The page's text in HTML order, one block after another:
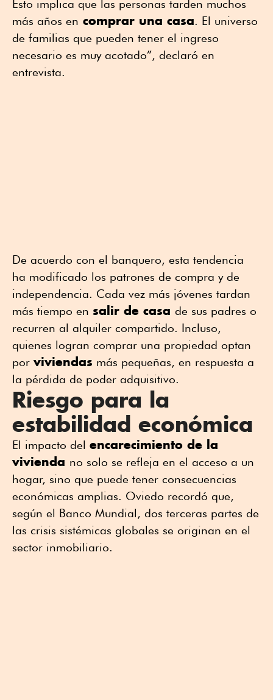
Esto implica que las personas tarden muchos
más años en comprar una casa. El universo
de familias que pueden tener el ingreso
necesario es muy acotado”, declaró en
entrevista.
De acuerdo con el banquero, esta tendencia
ha modificado los patrones de compra y de
independencia. Cada vez más jóvenes tardan
más tiempo en salir de casa de sus padres o
recurren al alquiler compartido. Incluso,
quienes logran comprar una propiedad optan
por viviendas más pequeñas, en respuesta a
la pérdida de poder adquisitivo.
Riesgo para la
estabilidad económica
El impacto del encarecimiento de la
vivienda no solo se refleja en el acceso a un
hogar, sino que puede tener consecuencias
económicas amplias. Oviedo recordó que,
según el Banco Mundial, dos terceras partes de
las crisis sistémicas globales se originan en el
sector inmobiliario.